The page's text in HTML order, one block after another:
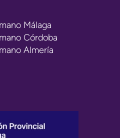
Málaga
Córdoba
Almería